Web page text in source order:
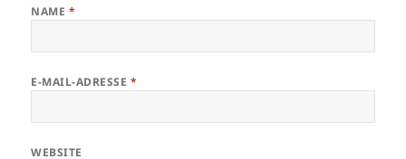
NAME *
E-MAIL-ADRESSE *
WEBSITE